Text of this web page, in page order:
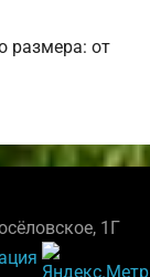
размера: от
1Г